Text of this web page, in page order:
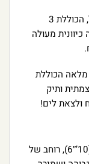
, הכוללת 3
מעולה
הכוללת
ותיק
ולצאת לים!
של